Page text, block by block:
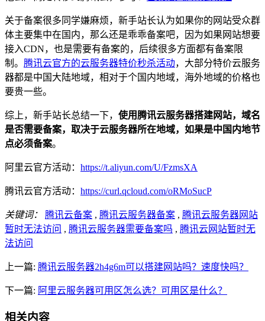
关于备案很多同学嫌麻烦，新手站长认为如果你的网站受众群
体主要集中在国内，那么还是乖乖备案吧，因为如果网站想要
接入CDN，也是需要有备案的，后续很多方面都有备案限
制。 腾讯云官方的云服务器特价秒杀活动，大部分特价云服务
器都是中国大陆地域，相对于个国内地域，海外地域的价格也
要贵一些。
综上，新手站长总结一下， 使用腾讯云服务器搭建网站，域名
是否需要备案，取决于云服务器所在地域，如果是中国内地节
点必须备案。
阿里云官方活动： https://t.aliyun.com/U/FzmsXA
腾讯云官方活动： https://curl.qcloud.com/oRMoSucP
关键词： 腾讯云备案 , 腾讯云服务器备案 , 腾讯云服务器网站
暂时无法访问 , 腾讯云服务器需要备案吗 , 腾讯云网站暂时无
法访问
上一篇: 腾讯云服务器2h4g6m可以搭建网站吗？速度快吗？
下一篇: 阿里云服务器可用区怎么选？可用区是什么？
相关内容